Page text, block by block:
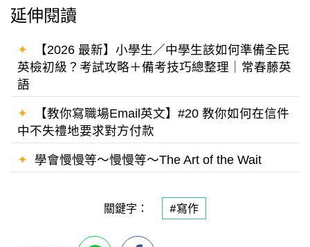
延伸閱讀
✦
【2026 最新】小學生／中學生該如何準備全民
英檢初級？考試攻略＋備考技巧總整理｜常春藤英
語
✦
【教你寫職場Email英文】#20 教你如何在信件
中不失禮地要求對方付款
✦ 學會慢慢等～慢慢等～The Art of the Wait
關鍵字： #寫作